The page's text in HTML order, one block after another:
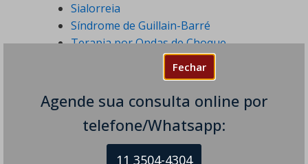
Fechar
Agende sua consulta online por
telefone/Whatsapp:
11 3504-4304
Sialorreia
Síndrome de Guillain-Barré
Terapia por Ondas de Choque
Toxina Botulínica
Transtornos do Humor
Tratamentos em Neurologia
Tremores